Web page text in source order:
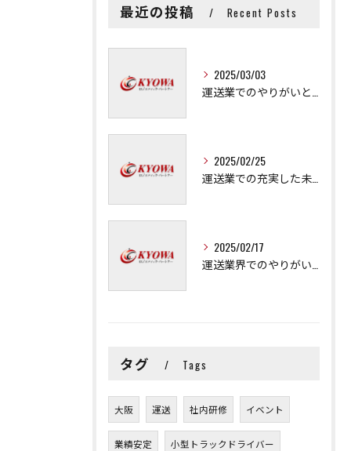
最近の投稿 Recent Posts
2025/03/03
2025/02/25
2025/02/17
タグ Tags
大阪 運送 社内研修 イベント
業績安定 小型トラックドライバー